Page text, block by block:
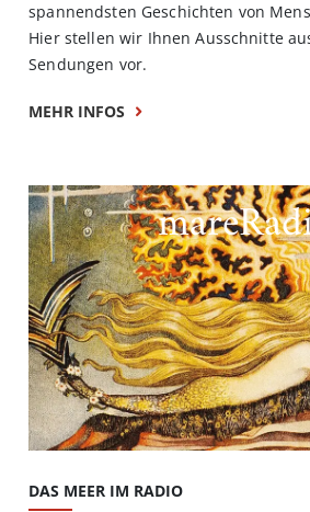
spannendsten Geschichten von
Hier stellen wir Ihnen Ausschnitte
Sendungen vor.
MEHR INFOS
DAS MEER IM RADIO